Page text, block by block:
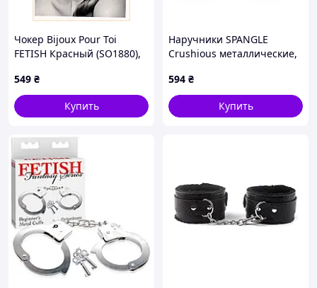
Чокер Bijoux Pour Toi
FETISH Красный (SO1880),
549 ₴
Купить
Наручники SPANGLE
Crushious металлические,
594 ₴
Купить